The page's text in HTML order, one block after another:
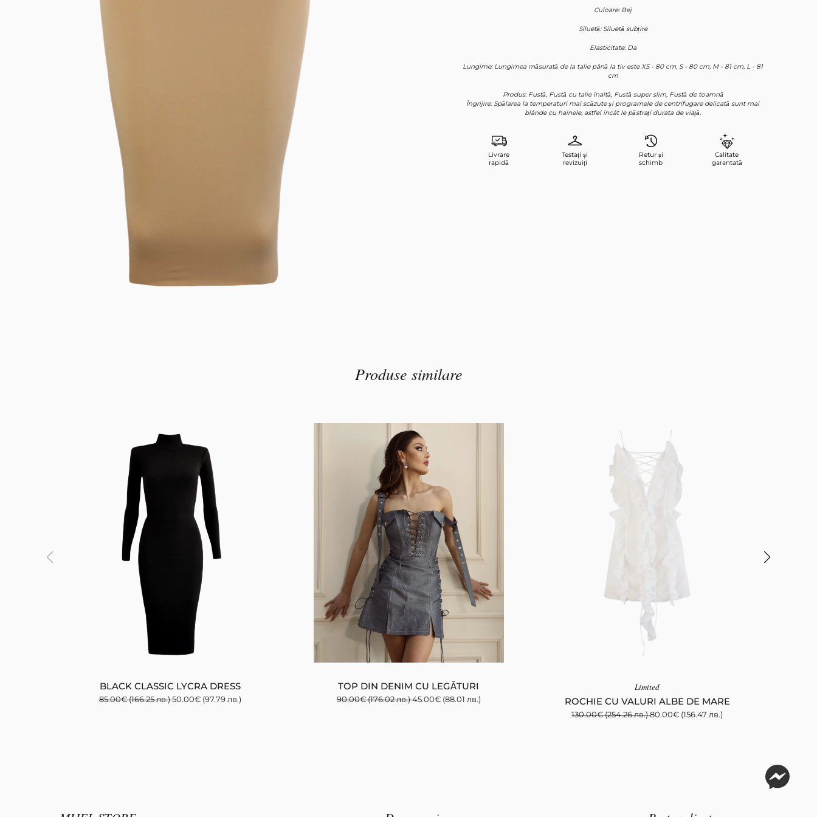
Culoare: Bej
Siluetă: Siluetă subțire
Elasticitate: Da
Lungime: Lungimea măsurată de la talie până la tiv este XS - 80 cm, S - 80 cm, M - 81 cm, L - 81
cm
Produs: Fustă, Fustă cu talie înaltă, Fustă super slim, Fustă de toamnă
Îngrijire: Spălarea la temperaturi mai scăzute și programele de centrifugare delicată sunt mai
blânde cu hainele, astfel încât le păstrați durata de viață.
Livrare
rapidă
Testați și
revizuiți
Retur și
schimb
Calitate
garantată
Produse similare
BLACK CLASSIC LYCRA DRESS
85.00€(166.25 лв.)50.00€ (97.79 лв.)
TOP DIN DENIM CU LEGĂTURI
90.00€(176.02 лв.)45.00€ (88.01 лв.)
Limited
ROCHIE CU VALURI ALBE DE MARE
130.00€(254.26 лв.)80.00€ (156.47 лв.)